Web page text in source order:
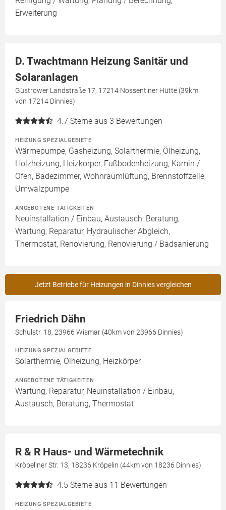
Erweiterung
D. Twachtmann Heizung Sanitär und
Solaranlagen
Güstrower Landstraße 17, 17214 Nossentiner Hütte (39km
von 17214 Dinnies)
4.7 Sterne aus 3 Bewertungen
HEIZUNG SPEZIALGEBIETE
Wärmepumpe, Gasheizung, Solarthermie, Ölheizung,
Holzheizung, Heizkörper, Fußbodenheizung, Kamin /
Ofen, Badezimmer, Wohnraumlüftung, Brennstoffzelle,
Umwälzpumpe
ANGEBOTENE TÄTIGKEITEN
Neuinstallation / Einbau, Austausch, Beratung,
Wartung, Reparatur, Hydraulischer Abgleich,
Thermostat, Renovierung, Renovierung / Badsanierung
Jetzt Betriebe für Heizungen in Dinnies vergleichen
Friedrich Dähn
Schulstr. 18, 23966 Wismar (40km von 23966 Dinnies)
HEIZUNG SPEZIALGEBIETE
Solarthermie, Ölheizung, Heizkörper
ANGEBOTENE TÄTIGKEITEN
Wartung, Reparatur, Neuinstallation / Einbau,
Austausch, Beratung, Thermostat
R & R Haus- und Wärmetechnik
Kröpeliner Str. 13, 18236 Kröpelin (44km von 18236 Dinnies)
4.5 Sterne aus 11 Bewertungen
HEIZUNG SPEZIALGEBIETE